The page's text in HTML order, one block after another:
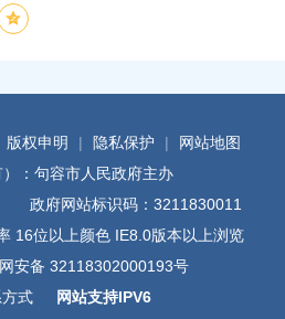
版权申明 | 隐私保护 |
网站地图
）：句容市人民政府主办
政府网站标识码：3211830011
16位以上颜色 IE8.0版本以上浏览
安备 32118302000193号
式
网站支持IPV6